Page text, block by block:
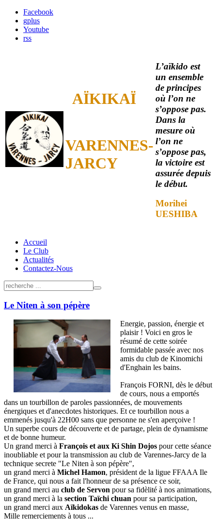
Facebook
gplus
Youtube
rss
AÏKIKAÏ
VARENNES-
JARCY
L’aïkido est
un ensemble
de principes
où l’on ne
s’oppose pas.
Dans la
mesure où
l’on ne
s’oppose pas,
la victoire est
assurée depuis
le début.
Morihei
UESHIBA
Accueil
Le Club
Actualités
Contactez-Nous
Le Niten à son pépère
Energie, passion, énergie et
plaisir ! Voici en gros le
résumé de cette soirée
formidable passée avec nos
amis du club de Kinomichi
d'Enghain les bains.
François FORNI, dès le début
de cours, nous a emportés
dans un tourbillon de paroles passionnées, de mouvements
énergiques et d'anecdotes historiques. Et ce tourbillon nous a
emmenés jusqu'à 22H00 sans que personne ne s'en aperçoive !
Un superbe cours de découverte et de partage, plein de dynamisme
et de bonne humeur.
Un grand merci à François et aux Ki Shin Dojos pour cette séance
inoubliable et pour la transmission au club de Varennes-Jarcy de la
technique secrete "Le Niten à son pépère",
un grand merci à Michel Hamon, président de la ligue FFAAA Ile
de France, qui nous a fait l'honneur de sa présence ce soir,
un grand merci au club de Servon pour sa fidèlité à nos animations,
un grand merci à la section Taïchi chuan pour sa participation,
un grand merci aux Aïkidokas de Varennes venus en masse,
Mille remerciements à tous ...